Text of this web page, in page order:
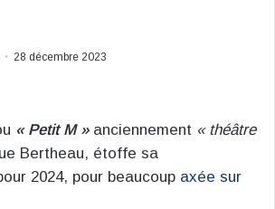
28 décembre 2023
« Petit M »anciennement « théâtre
Bertheau, étoffe sa
2024, pour beaucoup axée sur